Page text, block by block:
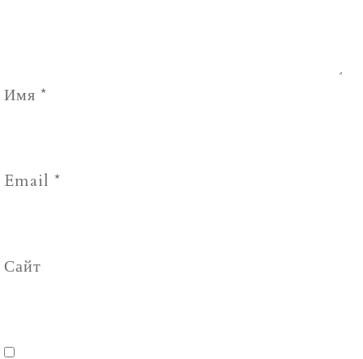
Имя *
Email *
Сайт